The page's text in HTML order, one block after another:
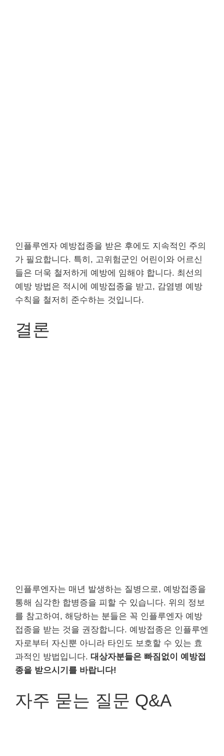
인플루엔자 예방접종을 받은 후에도 지속적인 주의
가 필요합니다. 특히, 고위험군인 어린이와 어르신
들은 더욱 철저하게 예방에 임해야 합니다. 최선의
예방 방법은 적시에 예방접종을 받고, 감염병 예방
수칙을 철저히 준수하는 것입니다.
결론
인플루엔자는 매년 발생하는 질병으로, 예방접종을
통해 심각한 합병증을 피할 수 있습니다. 위의 정보
를 참고하여, 해당하는 분들은 꼭 인플루엔자 예방
접종을 받는 것을 권장합니다. 예방접종은 인플루엔
자로부터 자신뿐 아니라 타인도 보호할 수 있는 효
과적인 방법입니다. 대상자분들은 빠짐없이 예방접
종을 받으시기를 바랍니다!
자주 묻는 질문 Q&A